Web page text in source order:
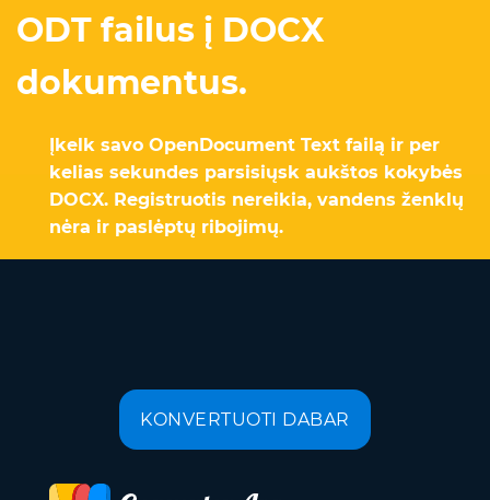
ODT failus į DOCX
dokumentus.
Įkelk savo OpenDocument Text failą ir per
kelias sekundes parsisiųsk aukštos kokybės
DOCX. Registruotis nereikia, vandens ženklų
nėra ir paslėptų ribojimų.
KONVERTUOTI DABAR